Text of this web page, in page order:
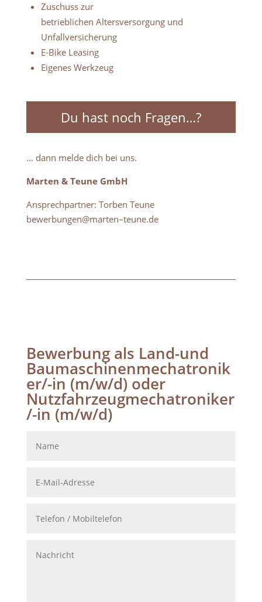
Zuschuss zur
betrieblichen Altersversorgung und
Unfallversicherung
E-Bike Leasing
Eigenes Werkzeug
Du hast noch Fragen…?
… dann melde dich bei uns.
Marten & Teune GmbH
Ansprechpartner: Torben Teune
bewerbungen@marten–teune.de
Bewerbung als Land-und
Baumaschinenmechatronik
er/-in (m/w/d) oder
Nutzfahrzeugmechatroniker
/-in (m/w/d)